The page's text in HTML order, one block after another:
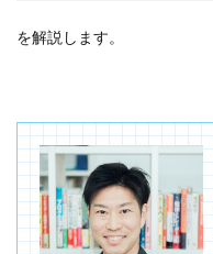
を解説します。